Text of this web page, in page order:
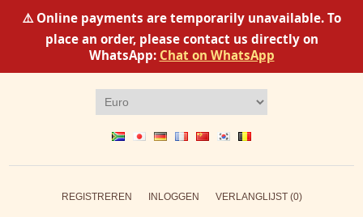
⚠️ Online payments are temporarily unavailable. To
place an order, please contact us directly on
WhatsApp: Chat on WhatsApp
REGISTREREN INLOGGEN VERLANGLIJST (0)